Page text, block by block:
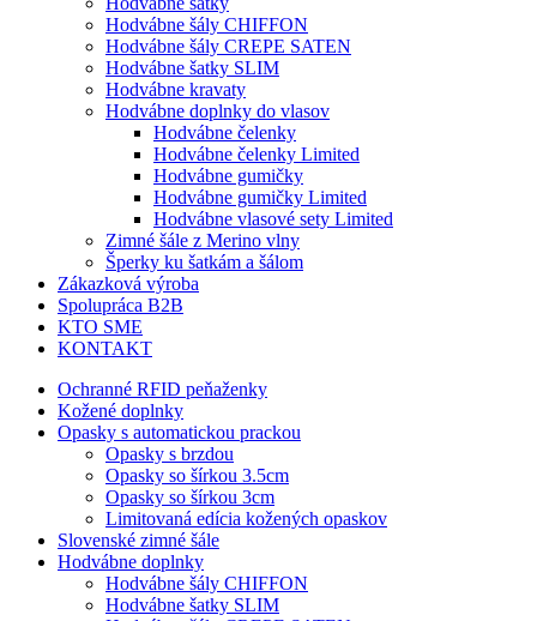
Hodvábne šály CHIFFON
Hodvábne šály CREPE SATEN
Hodvábne šatky SLIM
Hodvábne kravaty
Hodvábne doplnky do vlasov
Hodvábne čelenky
Hodvábne čelenky Limited
Hodvábne gumičky
Hodvábne gumičky Limited
Hodvábne vlasové sety Limited
Zimné šále z Merino vlny
Šperky ku šatkám a šálom
Zákazková výroba
Spolupráca B2B
KTO SME
KONTAKT
Ochranné RFID peňaženky
Kožené doplnky
Opasky s automatickou prackou
Opasky s brzdou
Opasky so šírkou 3.5cm
Opasky so šírkou 3cm
Limitovaná edícia kožených opaskov
Slovenské zimné šále
Hodvábne doplnky
Hodvábne šály CHIFFON
Hodvábne šatky SLIM